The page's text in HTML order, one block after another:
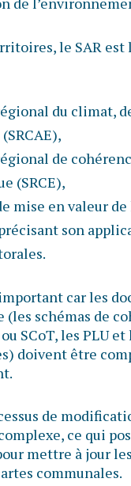
le SAR est
du climat,
de
(SRCE),
mise en valeur
son
car les
(les schémas de
SCoT, les PLU et
doivent être
de
ce qui
mettre à jour
communales.